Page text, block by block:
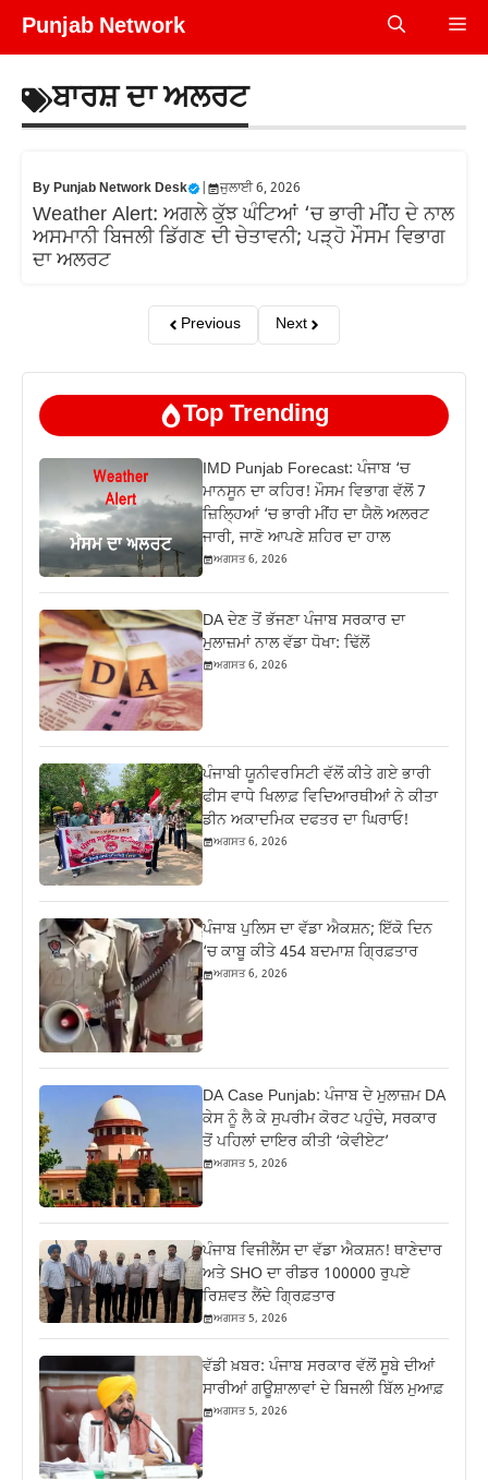
Skip
Punjab Network
ਬਾਰਸ਼ ਦਾ ਅਲਰਟ
ByPunjab Network Desk ਜੁਲਾਈ 6, 2026
Weather Alert: ਅਗਲੇ ਕੁੱਝ ਘੰਟਿਆਂ ‘ਚ ਭਾਰੀ ਮੀਂਹ ਦੇ ਨਾਲ
ਅਸਮਾਨੀ ਬਿਜਲੀ ਡਿੱਗਣ ਦੀ ਚੇਤਾਵਨੀ; ਪੜ੍ਹੋ ਮੌਸਮ ਵਿਭਾਗ
ਦਾ ਅਲਰਟ
Previous Next
Top Trending
IMD Punjab Forecast: ਪੰਜਾਬ ‘ਚ
ਮਾਨਸੂਨ ਦਾ ਕਹਿਰ! ਮੌਸਮ ਵਿਭਾਗ ਵੱਲੋਂ 7
ਜ਼ਿਲ੍ਹਿਆਂ ‘ਚ ਭਾਰੀ ਮੀਂਹ ਦਾ ਯੈਲੋ ਅਲਰਟ
ਜਾਰੀ, ਜਾਣੋ ਆਪਣੇ ਸ਼ਹਿਰ ਦਾ ਹਾਲ
ਅਗਸਤ 6, 2026
DA ਦੇਣ‌ ਤੋਂ ਭੱਜਣਾ ਪੰਜਾਬ ਸਰਕਾਰ ਦਾ
ਮੁਲਾਜ਼ਮਾਂ ਨਾਲ ਵੱਡਾ ਧੋਖਾ: ਢਿੱਲੋਂ
ਅਗਸਤ 6, 2026
ਪੰਜਾਬੀ ਯੂਨੀਵਰਸਿਟੀ ਵੱਲੋਂ ਕੀਤੇ ਗਏ ਭਾਰੀ
ਫੀਸ ਵਾਧੇ ਖਿਲਾਫ਼ ਵਿਦਿਆਰਥੀਆਂ ਨੇ ਕੀਤਾ
ਡੀਨ ਅਕਾਦਮਿਕ ਦਫਤਰ ਦਾ ਘਿਰਾਓ!
ਅਗਸਤ 6, 2026
ਪੰਜਾਬ ਪੁਲਿਸ ਦਾ ਵੱਡਾ ਐਕਸ਼ਨ; ਇੱਕੋ ਦਿਨ
‘ਚ ਕਾਬੂ ਕੀਤੇ 454 ਬਦਮਾਸ਼ ਗ੍ਰਿਫ਼ਤਾਰ
ਅਗਸਤ 6, 2026
DA Case Punjab: ਪੰਜਾਬ ਦੇ ਮੁਲਾਜ਼ਮ DA
ਕੇਸ ਨੂੰ ਲੈ ਕੇ ਸੁਪਰੀਮ ਕੋਰਟ ਪਹੁੰਚੇ, ਸਰਕਾਰ
ਤੋਂ ਪਹਿਲਾਂ ਦਾਇਰ ਕੀਤੀ ‘ਕੇਵੀਏਟ’
ਅਗਸਤ 5, 2026
ਪੰਜਾਬ ਵਿਜੀਲੈਂਸ ਦਾ ਵੱਡਾ ਐਕਸ਼ਨ! ਥਾਣੇਦਾਰ
ਅਤੇ SHO ਦਾ ਰੀਡਰ 100000 ਰੁਪਏ
ਰਿਸ਼ਵਤ ਲੈਂਦੇ ਗ੍ਰਿਫ਼ਤਾਰ
ਅਗਸਤ 5, 2026
ਵੱਡੀ ਖ਼ਬਰ: ਪੰਜਾਬ ਸਰਕਾਰ ਵੱਲੋਂ ਸੂਬੇ ਦੀਆਂ
ਸਾਰੀਆਂ ਗਊਸ਼ਾਲਾਵਾਂ ਦੇ ਬਿਜਲੀ ਬਿੱਲ ਮੁਆਫ਼
ਅਗਸਤ 5, 2026